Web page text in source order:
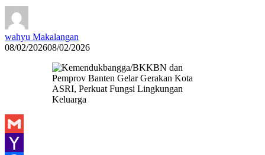
wahyu Makalangan
08/02/202608/02/2026
Gmail